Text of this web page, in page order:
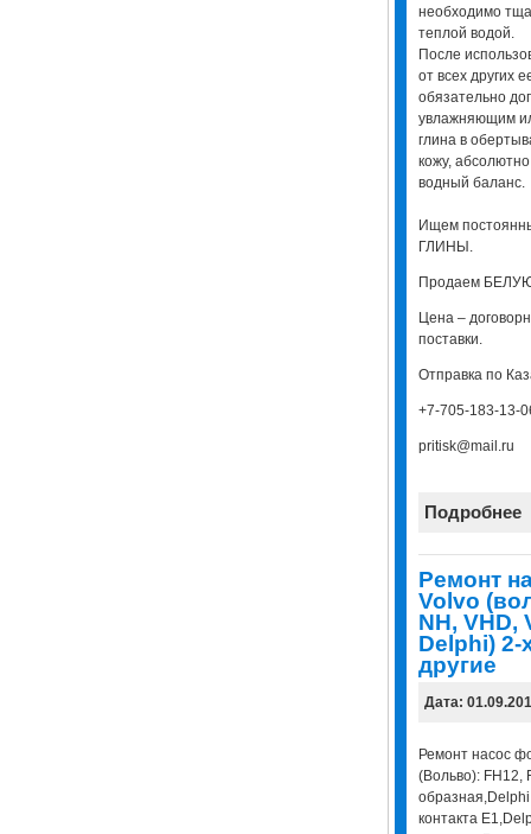
необходимо
теплой водой.
После
от всех других
обязательно
увлажняющим
глина в
кожу,
водный баланс.
Ищем
ГЛИНЫ.
Продаем
Цена –
поставки.
Отправка по
+7-705-183-13-
pritisk@mail.ru
Подробнее
Ремонт
Volvo
NH, VHD,
Delphi) 2-
другие
Дата:
Ремонт насос
(Вольво): FH12,
контакта